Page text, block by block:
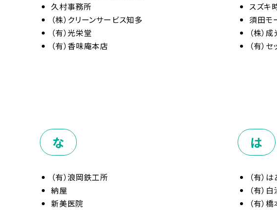
久村事務所
（株）クリーンサービス知多
（有）光栄堂
（有）香味庵本店
スズキ
須田モ
（株）
（有）
な
（有）浪岡鉄工所
納屋
新美医院
は
（有）
（有）
（有）